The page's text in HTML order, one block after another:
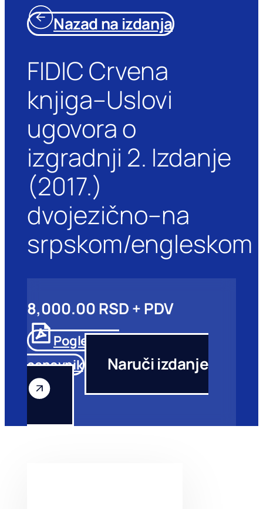
Nazad na izdanja
FIDIC Crvena
knjiga–Uslovi
ugovora o
izgradnji 2. Izdanje
(2017.)
dvojezično–na
srpskom/engleskom
8,000.00 RSD + PDV
Pogledajte
cenovnik
Naruči izdanje